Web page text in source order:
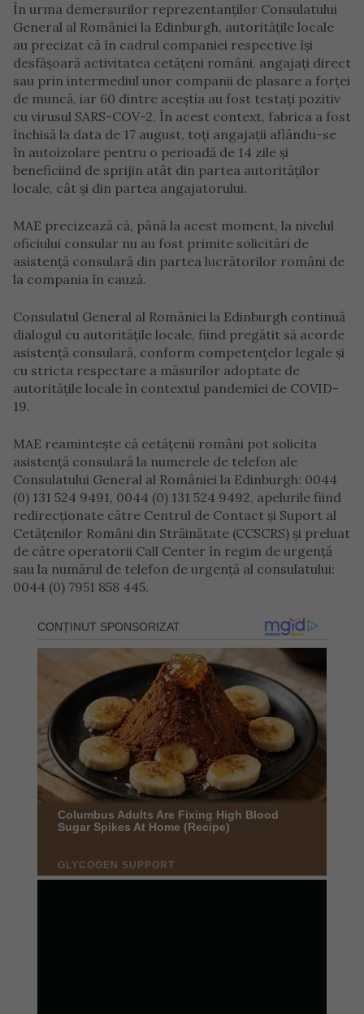
În urma demersurilor reprezentanților Consulatului
General al României la Edinburgh, autoritățile locale
au precizat că în cadrul companiei respective își
desfășoară activitatea cetățeni români, angajați direct
sau prin intermediul unor companii de plasare a forței
de muncă, iar 60 dintre aceștia au fost testați pozitiv
cu virusul SARS-COV-2. În acest context, fabrica a fost
închisă la data de 17 august, toți angajații aflându-se
în autoizolare pentru o perioadă de 14 zile și
beneficiind de sprijin atât din partea autorităților
locale, cât și din partea angajatorului.
MAE precizează că, până la acest moment, la nivelul
oficiului consular nu au fost primite solicitări de
asistență consulară din partea lucrătorilor români de
la compania în cauză.
Consulatul General al României la Edinburgh continuă
dialogul cu autoritățile locale, fiind pregătit să acorde
asistență consulară, conform competențelor legale și
cu stricta respectare a măsurilor adoptate de
autoritățile locale în contextul pandemiei de COVID-
19.
MAE reamintește că cetățenii români pot solicita
asistență consulară la numerele de telefon ale
Consulatului General al României la Edinburgh: 0044
(0) 131 524 9491, 0044 (0) 131 524 9492, apelurile fiind
redirecționate către Centrul de Contact și Suport al
Cetățenilor Români din Străinătate (CCSCRS) și preluat
de către operatorii Call Center în regim de urgență
sau la numărul de telefon de urgență al consulatului:
0044 (0) 7951 858 445.